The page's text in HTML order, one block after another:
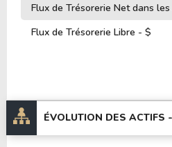
Flux de Trésorerie Net dans
Flux de Trésorerie Libre - $
ÉVOLUTION DES ACTIFS -